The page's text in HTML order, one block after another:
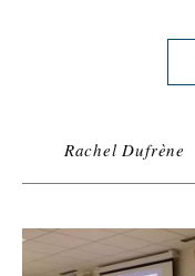
Rachel Dufrène